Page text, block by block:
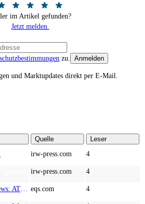
im Artikel gefunden?
Jetzt melden.
zu. Anmelden
und Marktupdates direkt per E-Mail.
Quelle
Leser
irw-press.com 4
irw-press.com 4
eqs.com 4